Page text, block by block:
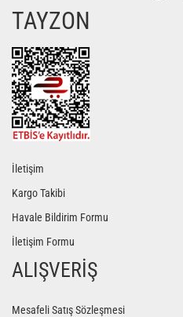
TAYZON
İletişim
Kargo Takibi
Havale Bildirim Formu
İletişim Formu
ALIŞVERİŞ
Mesafeli Satış Sözleşmesi